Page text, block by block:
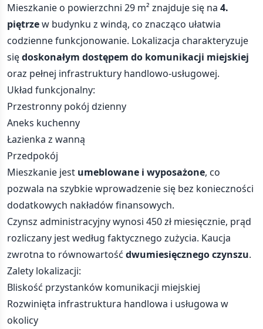
Mieszkanie o powierzchni 29 m² znajduje się na 4.
piętrzew budynku z windą, co znacząco ułatwia
codzienne funkcjonowanie. Lokalizacja charakteryzuje
siędoskonałym dostępem do komunikacji miejskiej
oraz pełnej infrastruktury handlowo-usługowej.
Układ funkcjonalny:
Przestronny pokój dzienny
Aneks kuchenny
Łazienka z wanną
Przedpokój
Mieszkanie jest umeblowane i wyposażone, co
pozwala na szybkie wprowadzenie się bez konieczności
dodatkowych nakładów finansowych.
Czynsz administracyjny wynosi 450 zł miesięcznie, prąd
rozliczany jest według faktycznego zużycia. Kaucja
zwrotna to równowartość dwumiesięcznego czynszu.
Zalety lokalizacji:
Bliskość przystanków komunikacji miejskiej
Rozwinięta infrastruktura handlowa i usługowa w
okolicy